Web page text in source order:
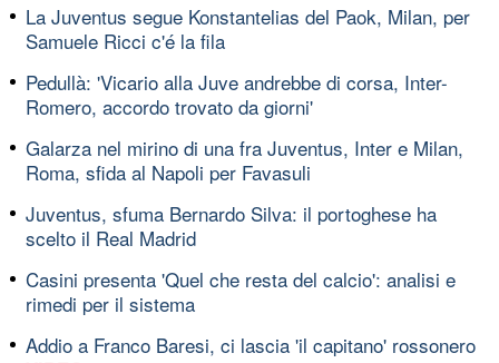
La Juventus segue Konstantelias del Paok, Milan, per
Samuele Ricci c'é la fila
Pedullà: 'Vicario alla Juve andrebbe di corsa, Inter-
Romero, accordo trovato da giorni'
Galarza nel mirino di una fra Juventus, Inter e Milan,
Roma, sfida al Napoli per Favasuli
Juventus, sfuma Bernardo Silva: il portoghese ha
scelto il Real Madrid
Casini presenta 'Quel che resta del calcio': analisi e
rimedi per il sistema
Addio a Franco Baresi, ci lascia 'il capitano' rossonero